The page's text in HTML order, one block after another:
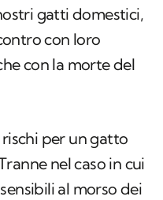
gatti domestici,
con loro
con la morte del
per un gatto
nel caso in cui
al morso dei